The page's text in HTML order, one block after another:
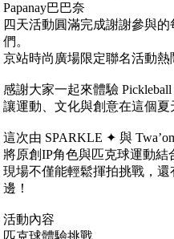
Papanay巴巴奈
四天活動圓滿完成謝謝參與
們。
京站時尚廣場限定聯名活動熱
感謝大家一起來體驗 Pickleball
讓運動、文化與創意在這個夏
這次由 SPARKLE ✦ 與
將原創IP角色與匹克球運動結
現場不僅能輕鬆揮拍挑戰，
邊！
活動內容